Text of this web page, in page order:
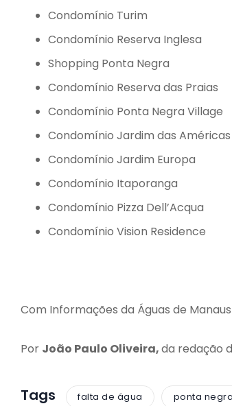
Condomínio Turim
Condomínio Reserva Inglesa
Shopping Ponta Negra
Condomínio Reserva das Praias
Condomínio Ponta Negra Village
Condomínio Jardim das Américas
Condomínio Jardim Europa
Condomínio Itaporanga
Condomínio Pizza Dell’Acqua
Condomínio Vision Residence
Com Informações da Águas de Manaus
Por João Paulo Oliveira,da redação
Tags falta de água ponta negra